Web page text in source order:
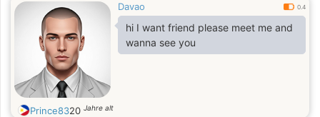
Davao 0.4
hi I want friend please meet me and
wanna see you
Prince8320 Jahre alt